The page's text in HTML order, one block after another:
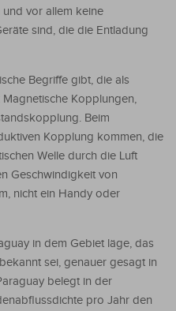
und vor allem keine
sind, die die Entladung
Begriffe gibt, die als
Kopplungen,
Beim
Kopplung kommen, die
Welle durch die Luft
Geschwindigkeit von
nicht ein Handy oder
in dem Gebiet läge, das
sei, genauer gesagt in
belegt in der
pro Jahr den